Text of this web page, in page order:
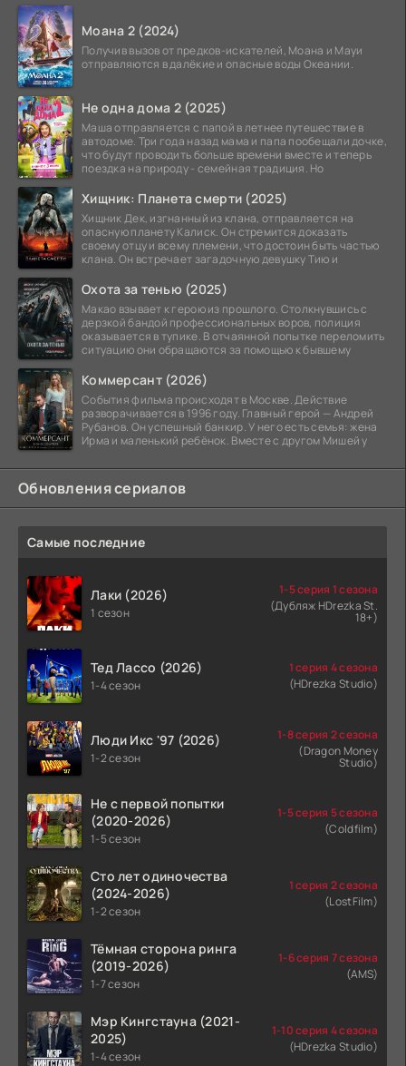
Моана 2 (2024)
Получив вызов от предков-искателей, Моана и Мауи
отправляются в далёкие и опасные воды Океании.
Не одна дома 2 (2025)
Маша отправляется с папой в летнее путешествие в
автодоме. Три года назад мама и папа пообещали дочке,
что будут проводить больше времени вместе и теперь
поездка на природу - семейная традиция. Но
Хищник: Планета смерти (2025)
Хищник Дек, изгнанный из клана, отправляется на
опасную планету Калиск. Он стремится доказать
своему отцу и всему племени, что достоин быть частью
клана. Он встречает загадочную девушку Тию и
Охота за тенью (2025)
Макао взывает к герою из прошлого. Столкнувшись с
дерзкой бандой профессиональных воров, полиция
оказывается в тупике. В отчаянной попытке переломить
ситуацию они обращаются за помощью к бывшему
Коммерсант (2026)
События фильма происходят в Москве. Действие
разворачивается в 1996 году. Главный герой — Андрей
Рубанов. Он успешный банкир. У него есть семья: жена
Ирма и маленький ребёнок. Вместе с другом Мишей у
Обновления сериалов
Самые последние
Лаки (2026)
1 сезон
1-5 серия 1 сезона
(Дубляж HDrezka St.
18+)
Тед Лассо (2026)
1-4 сезон
1 серия 4 сезона
(HDrezka Studio)
Люди Икс '97 (2026)
1-2 сезон
1-8 серия 2 сезона
(Dragon Money
Studio)
Не с первой попытки
(2020-2026)
1-5 сезон
1-5 серия 5 сезона
(Coldfilm)
Сто лет одиночества
(2024-2026)
1-2 сезон
1 серия 2 сезона
(LostFilm)
Тёмная сторона ринга
(2019-2026)
1-7 сезон
1-6 серия 7 сезона
(AMS)
Мэр Кингстауна (2021-
2025)
1-4 сезон
1-10 серия 4 сезона
(HDrezka Studio)